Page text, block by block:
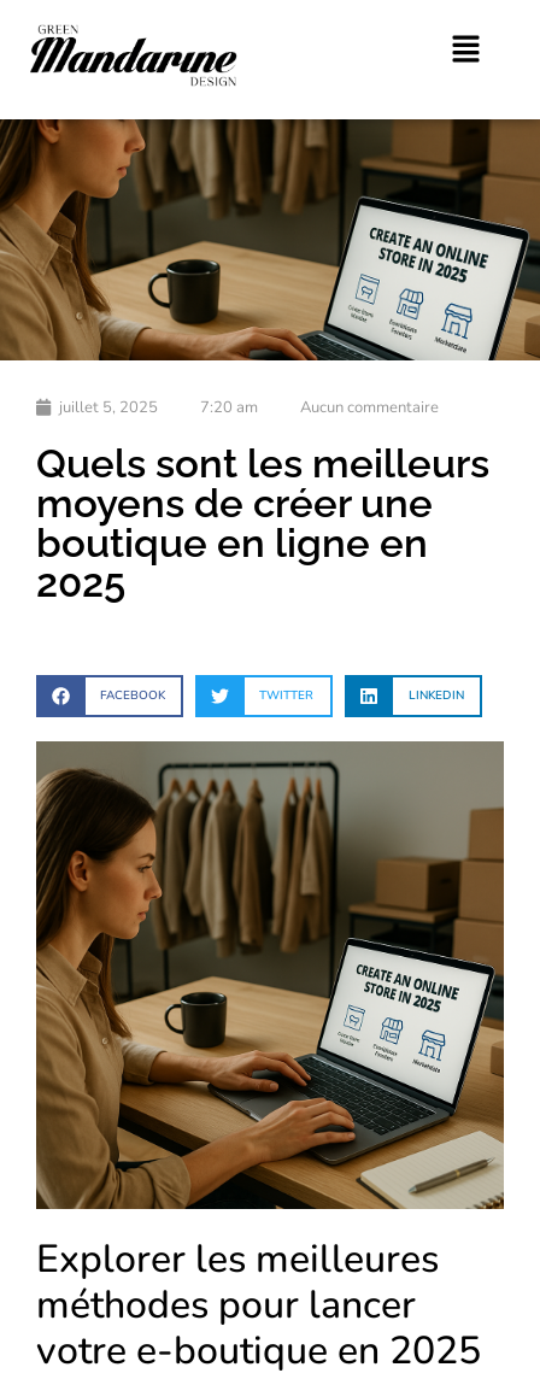
juillet 5, 2025 7:20 am Aucun commentaire
Quels sont les meilleurs
moyens de créer une
boutique en ligne en
2025
FACEBOOK TWITTER LINKEDIN
Explorer les meilleures
méthodes pour lancer
votre e-boutique en 2025